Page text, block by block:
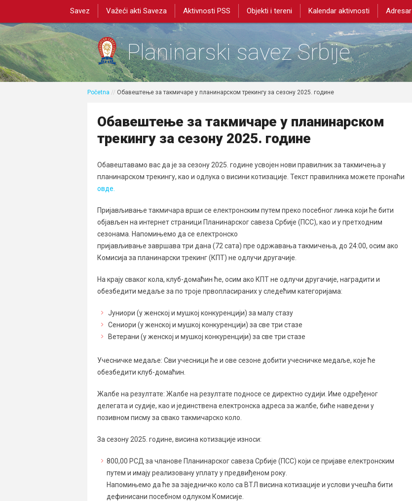
Savez Važeći akti Saveza Aktivnosti PSS Objekti i tereni Kalendar aktivnosti Adresar
Planinarski savez Srbije
Početna // Обавештење за такмичаре у планинарском трекингу за сезону 2025. године
Обавештење за такмичаре у планинарском
трекингу за сезону 2025. године
Обавештавамо вас да је за сезону 2025. године усвојен нови правилник за такмичења у
планинарском трекингу, као и одлука о висини котизације. Текст правилника можете пронаћи
овде.
Пријављивање такмичара врши се електронским путем преко посебног линка који ће бити
објављен на интернет страници Планинарског савеза Србије (ПСС), као и у претходним
сезонама. Напомињемо да се електронско
пријављивање завршава три дана (72 сата) пре одржавања такмичења, до 24:00, осим ако
Комисија за планинарски трекинг (КПТ) не одлучи другачије.
На крају сваког кола, клуб-домаћин ће, осим ако КПТ не одлучи другачије, наградити и
обезбедити медаље за по троје првопласираних у следећим категоријама:
Јуниори (у женској и мушкој конкуренцији) за малу стазу
Сениори (у женској и мушкој конкуренцији) за све три стазе
Ветерани (у женској и мушкој конкуренцији) за све три стазе
Учесничке медаље: Сви учесници ће и ове сезоне добити учесничке медаље, које ће
обезбедити клуб-домаћин.
Жалбе на резултате: Жалбе на резултате подносе се директно судији. Име одређеног
делегата и судије, као и јединствена електронска адреса за жалбе, биће наведени у
позивном писму за свако такмичарско коло.
За сезону 2025. године, висина котизације износи:
800,00 РСД за чланове Планинарског савеза Србије (ПСС) који се пријаве електронским
путем и имају реализовану уплату у предвиђеном року.
Напомињемо да ће за заједничко коло са ВТЛ висина котизације и услови учешћа бити
дефинисани посебном одлуком Комисије.